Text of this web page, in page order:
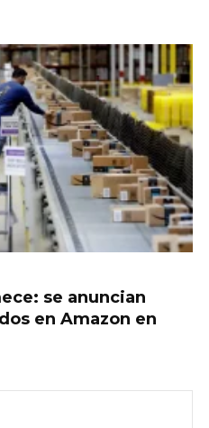
se anuncian
en Amazon en